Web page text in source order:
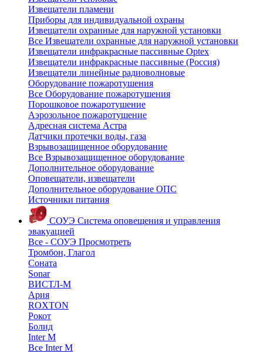
Извещатели пламени
Приборы для индивидуальной охраны
Извещатели охранные для наружной установки
Все Извещатели охранные для наружной установки
Извещатели инфракрасные пассивные Optex
Извещатели инфракрасные пассивные (Россия)
Извещатели линейные радиоволновые
Оборудование пожаротушения
Все Оборудование пожаротушения
Порошковое пожаротушение
Аэрозольное пожаротушение
Адресная система Астра
Датчики протечки воды, газа
Взрывозащищенное оборудование
Все Взрывозащищенное оборудование
Дополнительное оборудование
Оповещатели, извещатели
Дополнительное оборудование ОПС
Источники питания
СОУЭ Система оповещения и управления
эвакуацией
Все - СОУЭ Просмотреть
Тромбон, Глагол
Соната
Sonar
ВИСТЛ-М
Ария
ROXTON
Рокот
Болид
Inter M
Все Inter M